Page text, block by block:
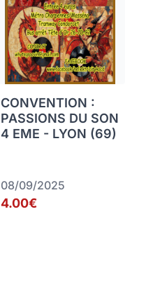
CONVENTION :
PASSIONS DU SON
4 EME - LYON (69)
08/09/2025
4.00€